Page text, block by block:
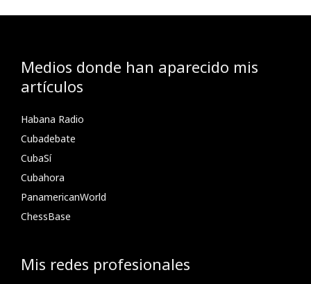
Medios donde han aparecido mis
artículos
Habana Radio
Cubadebate
CubaSí
Cubahora
PanamericanWorld
ChessBase
Mis redes profesionales